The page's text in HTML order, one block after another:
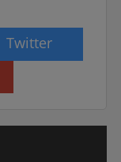
Twitter